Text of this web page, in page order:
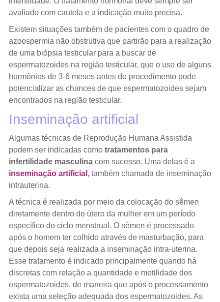
avaliado com cautela e a indicação muito precisa.
Existem situações também de pacientes com o quadro de
azoospermia não obstrutiva que partirão para a realização
de uma biópsia testicular para a buscar de
espermatozoides na região testicular, que o uso de alguns
hormônios de 3-6 meses antes do procedimento pode
potencializar as chances de que espermatozoides sejam
encontrados na região testicular.
Inseminação artificial
Algumas técnicas de Reprodução Humana Assistida
podem ser indicadas como tratamentos para
infertilidade masculinacom sucesso. Uma delas é a
inseminação artificial , também chamada de inseminação
intrauterina.
A técnica é realizada por meio da colocação do sêmen
diretamente dentro do útero da mulher em um período
específico do ciclo menstrual. O sêmen é processado
após o homem ter colhido através de masturbação, para
que depois seja realizada a inseminação intra-uterina.
Esse tratamento é indicado principalmente quando há
discretas com relação a quantidade e motilidade dos
espermatozoides, de maneira que após o processamento
exista uma seleção adequada dos espermatozoides. As